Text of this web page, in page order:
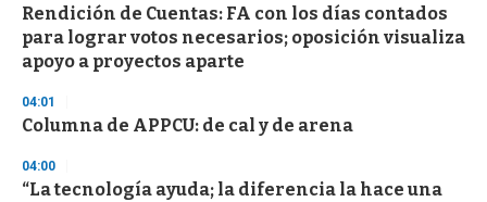
Rendición de Cuentas: FA con los días contados
para lograr votos necesarios; oposición visualiza
apoyo a proyectos aparte
04:01
Columna de APPCU: de cal y de arena
04:00
“La tecnología ayuda; la diferencia la hace una